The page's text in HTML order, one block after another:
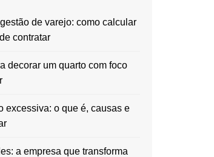
de varejo: como calcular
contratar
decorar um quarto com foco
excessiva: o que é, causas e
a empresa que transforma